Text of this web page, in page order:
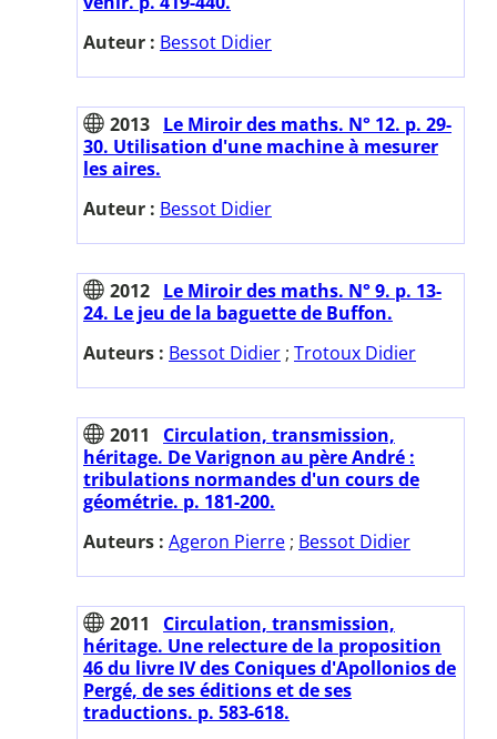
Auteur : Bessot Didier
2013 Le Miroir des maths. N° 12. p. 29-
30. Utilisation d'une machine à mesurer
les aires.
Auteur : Bessot Didier
2012 Le Miroir des maths. N° 9. p. 13-
24. Le jeu de la baguette de Buffon.
Auteurs : Bessot Didier ; Trotoux Didier
2011
Circulation, transmission,
héritage. De Varignon au père André :
tribulations normandes d'un cours de
géométrie. p. 181-200.
Auteurs : Ageron Pierre ; Bessot Didier
2011
Circulation, transmission,
héritage. Une relecture de la proposition
46 du livre IV des Coniques d'Apollonios de
Pergé, de ses éditions et de ses
traductions. p. 583-618.